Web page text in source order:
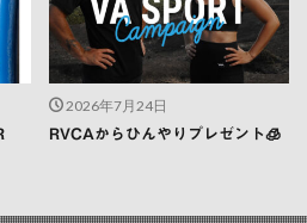
2026年7月24日
RVCAからひんやりプレゼント🧊